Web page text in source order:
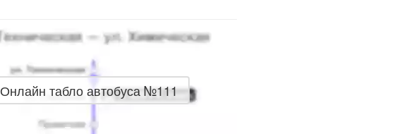
Онлайн табло автобуса №111